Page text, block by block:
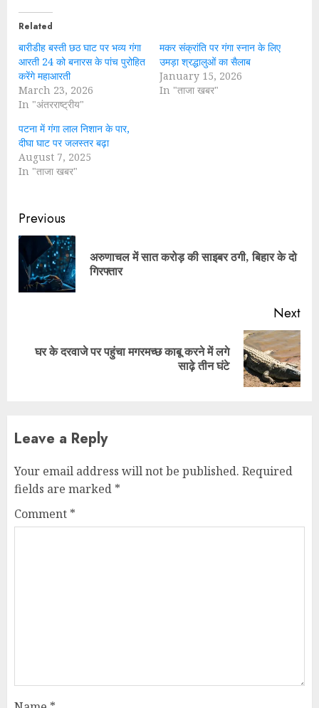
Related
बारीडीह बस्ती छठ घाट पर भव्य गंगा
आरती 24 को बनारस के पांच पुरोहित
करेंगे महाआरती
March 23, 2026
In "अंतरराष्ट्रीय"
मकर संक्रांति पर गंगा स्नान के लिए
उमड़ा श्रद्धालुओं का सैलाब
January 15, 2026
In "ताजा खबर"
पटना में गंगा लाल निशान के पार,
दीघा घाट पर जलस्तर बढ़ा
August 7, 2025
In "ताजा खबर"
Continue
Reading
Previous
अरुणाचल में सात करोड़ की साइबर ठगी, बिहार के दो
गिरफ्तार
Next
Next
घर के दरवाजे पर पहुंचा मगरमच्छ काबू करने में लगे
साढ़े तीन घंटे
Leave a Reply
Your email address will not be published. Required
fields are marked *
Comment *